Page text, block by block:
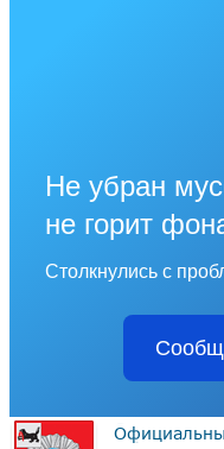
Не убран
не горит
Столкнулись с